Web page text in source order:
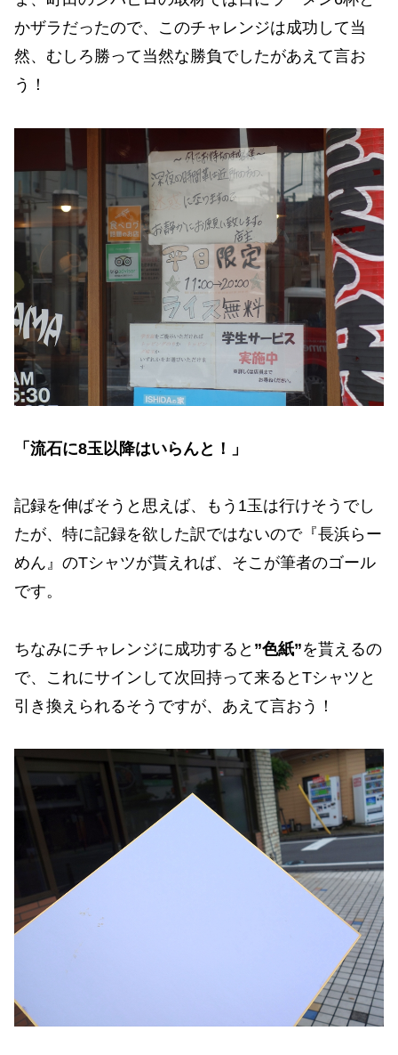
かザラだったので、このチャレンジは成功して当
然、むしろ勝って当然な勝負でしたがあえて言お
う！
「流石に8玉以降はいらんと！」
記録を伸ばそうと思えば、もう1玉は行けそうでし
たが、特に記録を欲した訳ではないので『長浜らー
めん』のTシャツが貰えれば、そこが筆者のゴール
です。
ちなみにチャレンジに成功すると ”色紙”を貰えるの
で、これにサインして次回持って来るとTシャツと
引き換えられるそうですが、あえて言おう！